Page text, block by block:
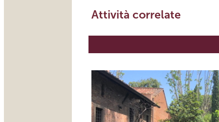
Attività correlate